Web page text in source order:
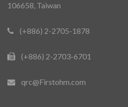
106658, Taiwan
(+886) 2-2705-1878
(+886) 2-2703-6701
qrc@Firstohm.com